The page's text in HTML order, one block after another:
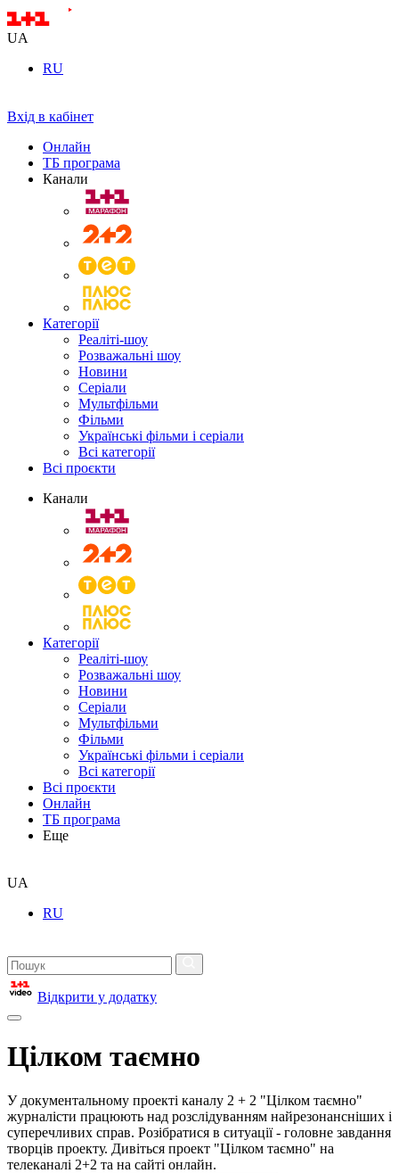
UA
RU
Вхід в кабінет
Онлайн
ТБ програма
Канали
Категорії
Реаліті-шоу
Розважальні шоу
Новини
Серіали
Мультфільми
Фільми
Українські фільми і серіали
Всі категорії
Всі проєкти
Канали
Категорії
Реаліті-шоу
Розважальні шоу
Новини
Серіали
Мультфільми
Фільми
Українські фільми і серіали
Всі категорії
Всі проєкти
Онлайн
ТБ програма
Еще
UA
RU
Відкрити у додатку
Цілком таємно
У документальному проекті каналу 2 + 2 "Цілком таємно"
журналісти працюють над розслідуванням найрезонансніших і
суперечливих справ. Розібратися в ситуації - головне завдання
творців проекту. Дивіться проект "Цілком таємно" на
телеканалі 2+2 та на сайті онлайн.